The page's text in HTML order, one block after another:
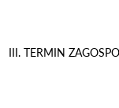
III. TERMIN